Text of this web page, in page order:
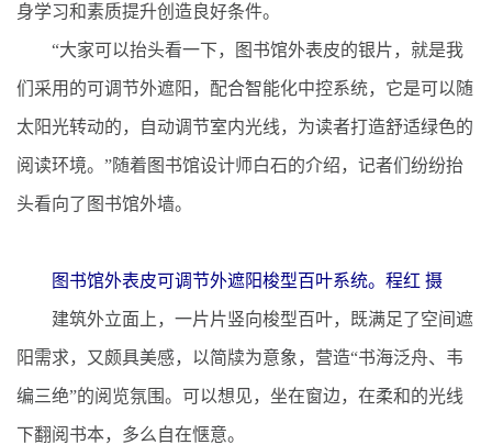
身学习和素质提升创造良好条件。
“大家可以抬头看一下，图书馆外表皮的银片，就是我
们采用的可调节外遮阳，配合智能化中控系统，它是可以随
太阳光转动的，自动调节室内光线，为读者打造舒适绿色的
阅读环境。”随着图书馆设计师白石的介绍，记者们纷纷抬
头看向了图书馆外墙。
图书馆外表皮可调节外遮阳梭型百叶系统。程红 摄
建筑外立面上，一片片竖向梭型百叶，既满足了空间遮
阳需求，又颇具美感，以简牍为意象，营造“书海泛舟、韦
编三绝”的阅览氛围。可以想见，坐在窗边，在柔和的光线
下翻阅书本，多么自在惬意。